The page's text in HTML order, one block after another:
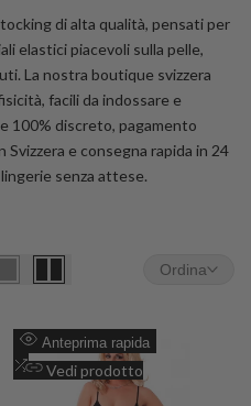
di alta qualità, pensati per
elastici piacevoli sulla pelle,
La nostra boutique svizzera
facili da indossare e
100% discreto, pagamento
e consegna rapida in 24
senza attese.
Ordina
Aggiungi
alla
Aggiungi
Anteprima rapida
Vedi prodotto